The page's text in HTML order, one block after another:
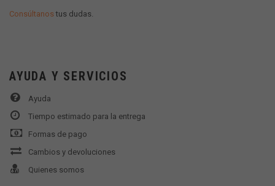
Consúltanostus dudas.
AYUDA Y SERVICIOS
Ayuda
Tiempo estimado para la entrega
Formas de pago
Cambios y devoluciones
Quienes somos